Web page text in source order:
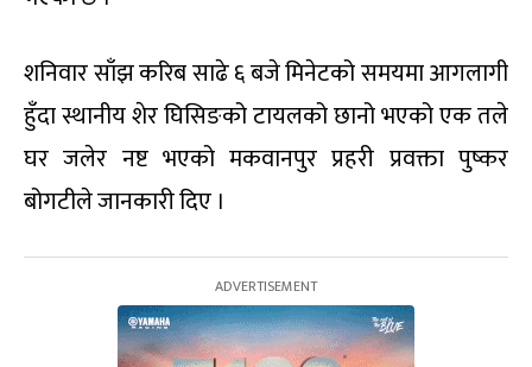
शनिवार साँझ करिब साढे ६ बजे मिनेटको समयमा आगलागी
हुँदा स्थानीय शेर घिसिङको टायलको छानो भएको एक तले
घर जलेर नष्ट भएको मकवानपुर प्रहरी प्रवक्ता पुष्कर
बोगटीले जानकारी दिए ।